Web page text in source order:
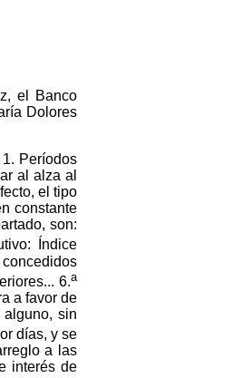
el Banco
Dolores
Períodos
al alza al
el tipo
constante
son:
Índice
6.a
a favor de
sin
días, y se
a las
interés de